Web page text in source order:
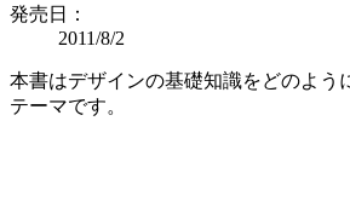
発売日：
2011/8/2
本書はデザインの基礎知識をどのよう
テーマです。